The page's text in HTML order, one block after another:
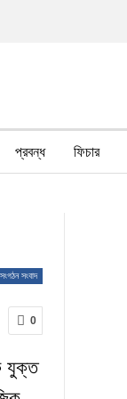
প্রবন্ধ ফিচার
সংগঠন সংবাদ
0
যুক্ত